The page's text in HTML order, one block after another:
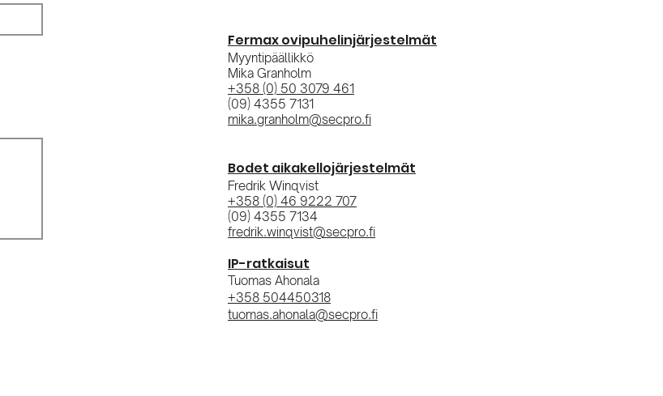
Fermax ovipuhelinjärjestelmät
Myyntipäällikkö
Mika Granholm
+358 (0) 50 3079 461
(09) 4355 7131
mika.granholm@secpro.fi
Bodet aikakellojärjestelmät
Fredrik Winqvist
+358 (0) 46 9222 707
(09) 4355 7134
fredrik.winqvist@secpro.fi
IP-ratkaisut
Tuomas Ahonala
+358 504450318
tuomas.ahonala@secpro.fi